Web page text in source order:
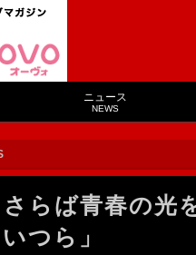
ニュース
NEWS
らば青春の光
つら」